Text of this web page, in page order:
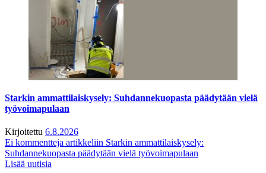
Starkin ammattilaiskysely: Suhdannekuopasta päädytään vielä
työvoimapulaan
Kirjoitettu 6.8.2026
Ei kommentteja artikkeliin Starkin ammattilaiskysely:
Suhdannekuopasta päädytään vielä työvoimapulaan
Lisää uutisia